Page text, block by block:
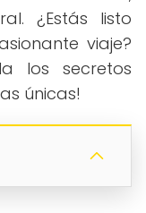
¿Estás listo
viaje?
los secretos
únicas!